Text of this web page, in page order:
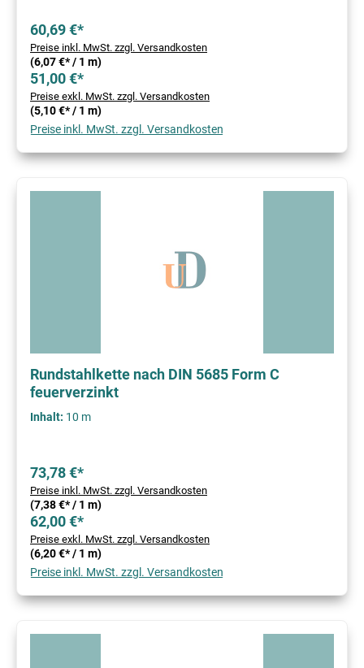
60,69 €*
Preise inkl. MwSt. zzgl. Versandkosten
(6,07 €* / 1 m)
51,00 €*
Preise exkl. MwSt. zzgl. Versandkosten
(5,10 €* / 1 m)
Preise inkl. MwSt. zzgl. Versandkosten
Rundstahlkette nach DIN 5685 Form C
feuerverzinkt
Inhalt: 10 m
73,78 €*
Preise inkl. MwSt. zzgl. Versandkosten
(7,38 €* / 1 m)
62,00 €*
Preise exkl. MwSt. zzgl. Versandkosten
(6,20 €* / 1 m)
Preise inkl. MwSt. zzgl. Versandkosten